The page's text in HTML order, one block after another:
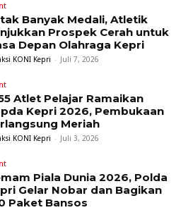
Banyak Medali, Atletik
Prospek Cerah untuk
Depan Olahraga Kepri
KONI Kepri - Juli 7, 2026
Atlet Pelajar Ramaikan
Kepri 2026, Pembukaan
Meriah
KONI Kepri - Juli 3, 2026
Piala Dunia 2026, Polda
Gelar Nobar dan Bagikan
Paket Bansos